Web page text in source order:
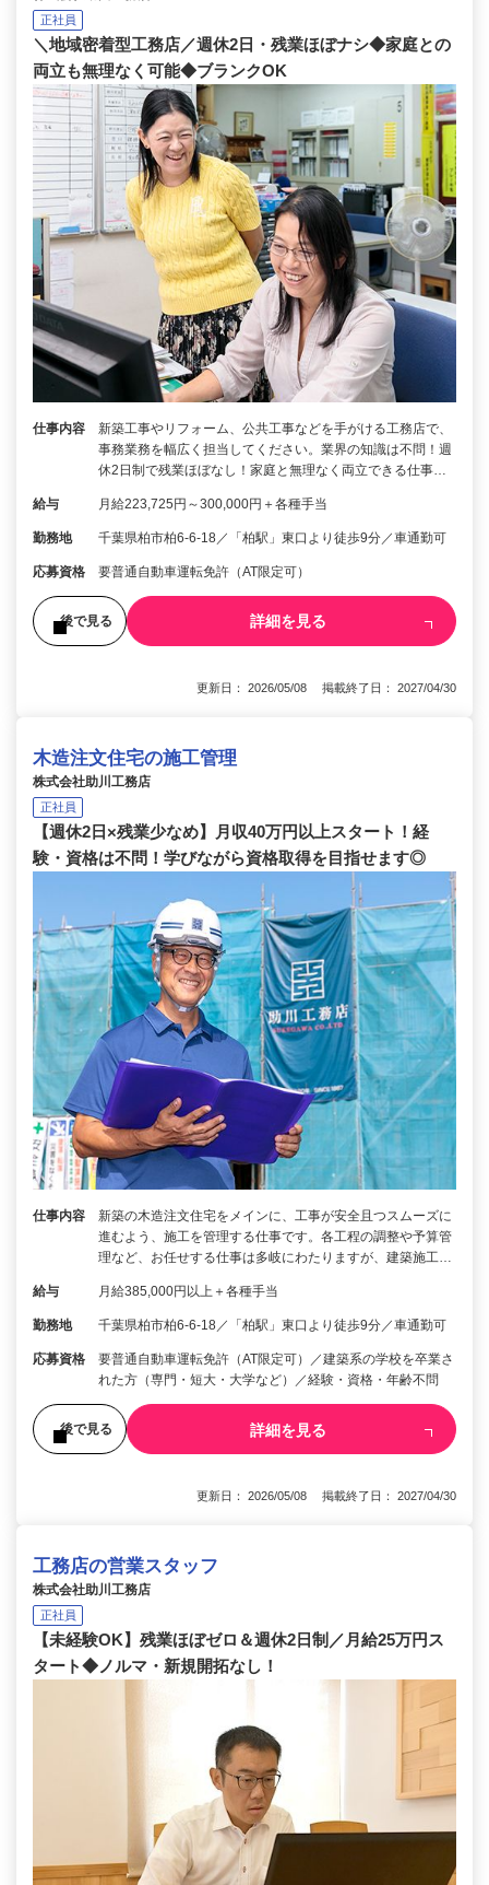
正社員
＼地域密着型工務店／週休2日・残業ほぼナシ◆家庭との
両立も無理なく可能◆ブランクOK
仕事内容
新築工事やリフォーム、公共工事などを手がける工務店で、
事務業務を幅広く担当してください。業界の知識は不問！週
休2日制で残業ほぼなし！家庭と無理なく両立できる仕事…
給与 月給223,725円～300,000円＋各種手当
勤務地 千葉県柏市柏6-6-18／「柏駅」東口より徒歩9分／車通勤可
応募資格 要普通自動車運転免許（AT限定可）
後で見る 詳細を見る
更新日： 2026/05/08 掲載終了日： 2027/04/30
木造注文住宅の施工管理
株式会社助川工務店
正社員
【週休2日×残業少なめ】月収40万円以上スタート！経
験・資格は不問！学びながら資格取得を目指せます◎
仕事内容
新築の木造注文住宅をメインに、工事が安全且つスムーズに
進むよう、施工を管理する仕事です。各工程の調整や予算管
理など、お任せする仕事は多岐にわたりますが、建築施工…
給与 月給385,000円以上＋各種手当
勤務地 千葉県柏市柏6-6-18／「柏駅」東口より徒歩9分／車通勤可
応募資格
要普通自動車運転免許（AT限定可）／建築系の学校を卒業さ
れた方（専門・短大・大学など）／経験・資格・年齢不問
後で見る 詳細を見る
更新日： 2026/05/08 掲載終了日： 2027/04/30
工務店の営業スタッフ
株式会社助川工務店
正社員
【未経験OK】残業ほぼゼロ＆週休2日制／月給25万円ス
タート◆ノルマ・新規開拓なし！